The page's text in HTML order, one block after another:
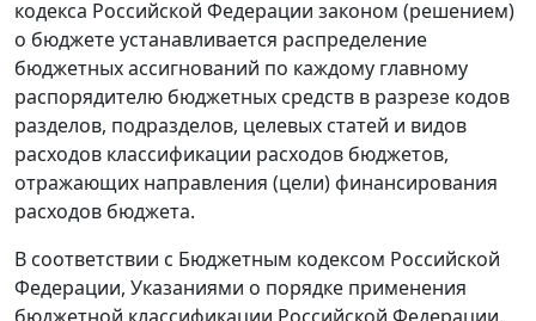
кодекса Российской Федерации законом (решением)
о бюджете устанавливается распределение
бюджетных ассигнований по каждому главному
распорядителю бюджетных средств в разрезе кодов
разделов, подразделов, целевых статей и видов
расходов классификации расходов бюджетов,
отражающих направления (цели) финансирования
расходов бюджета.
В соответствии с Бюджетным кодексом Российской
Федерации, Указаниями о порядке применения